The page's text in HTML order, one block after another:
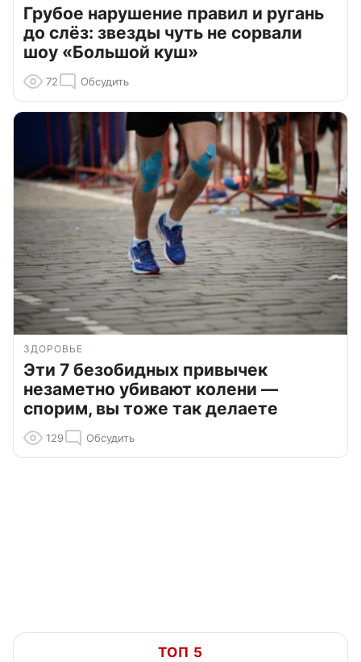
Грубое нарушение правил и ругань
до слёз: звезды чуть не сорвали
шоу «Большой куш»
72 Обсудить
ЗДОРОВЬЕ
Эти 7 безобидных привычек
незаметно убивают колени —
спорим, вы тоже так делаете
129 Обсудить
ТОП 5